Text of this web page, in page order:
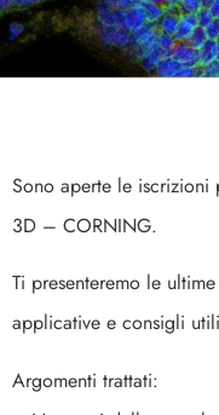
Sono aperte le
3D – CORNING.
Ti presenteremo le
applicative e consigli
Argomenti trattati: